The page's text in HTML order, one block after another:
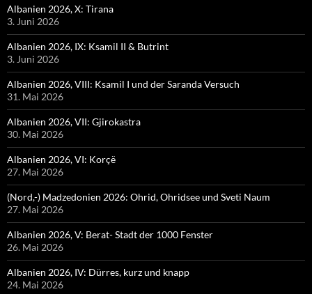
Albanien 2026, X: Tirana
3. Juni 2026
Albanien 2026, IX: Ksamil II & Butrint
3. Juni 2026
Albanien 2026, VIII: Ksamil I und der Saranda Versuch
31. Mai 2026
Albanien 2026, VII: Gjirokastra
30. Mai 2026
Albanien 2026, VI: Korçë
27. Mai 2026
(Nord,-) Madzedonien 2026: Ohrid, Ohridsee und Sveti Naum
27. Mai 2026
Albanien 2026, V: Berat- Stadt der 1000 Fenster
26. Mai 2026
Albanien 2026, IV: Dürres, kurz und knapp
24. Mai 2026